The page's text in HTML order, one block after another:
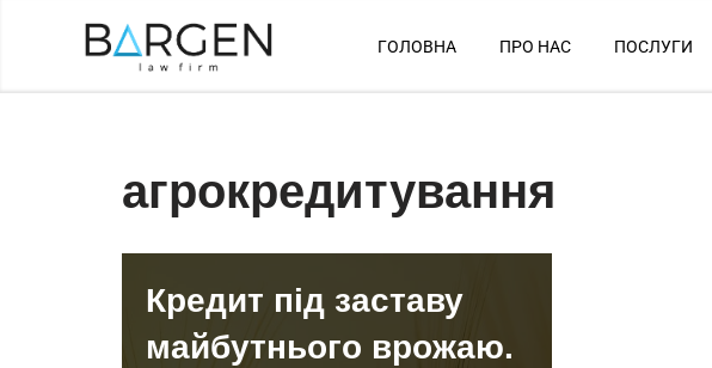
ГОЛОВНА ПРО НАС ПОСЛУГИ
агрокредитування
Кредит під заставу
майбутнього врожаю.